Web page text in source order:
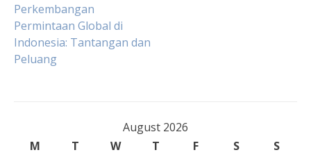
Post
navigation
Perkembangan
Permintaan Global di
Indonesia: Tantangan dan
Peluang
August 2026
M
T W T F S
S